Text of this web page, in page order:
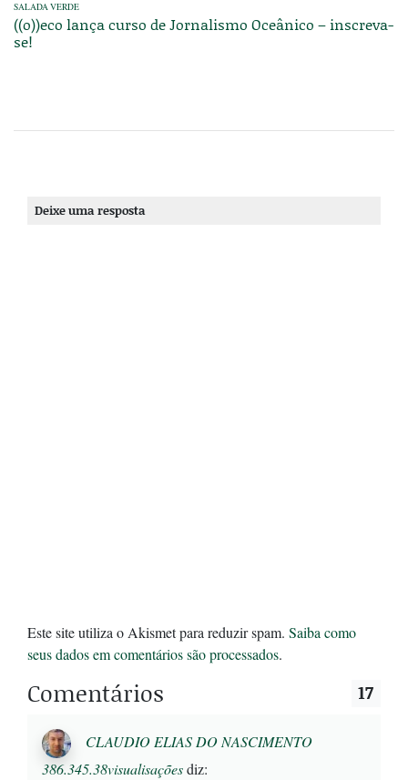
SALADA VERDE
((o))eco lança curso de Jornalismo Oceânico – inscreva-
se!
Deixe uma resposta
Este site utiliza o Akismet para reduzir spam. Saiba como
seus dados em comentários são processados.
Comentários 17
CLAUDIO ELIAS DO NASCIMENTO
386.345.38visualisaçõesdiz: